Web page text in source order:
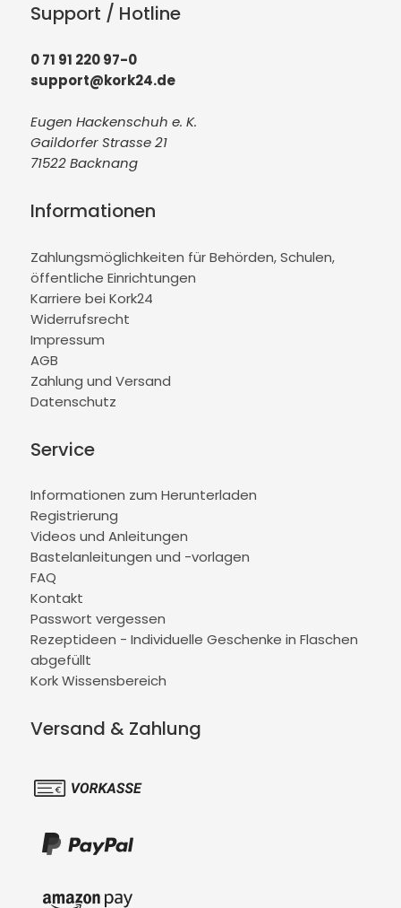
Support / Hotline
0 71 91 220 97-0
support@kork24.de
Eugen Hackenschuh e. K.
Gaildorfer Strasse 21
71522 Backnang
Informationen
Zahlungsmöglichkeiten für Behörden, Schulen,
öffentliche Einrichtungen
Karriere bei Kork24
Widerrufsrecht
Impressum
AGB
Zahlung und Versand
Datenschutz
Service
Informationen zum Herunterladen
Registrierung
Videos und Anleitungen
Bastelanleitungen und -vorlagen
FAQ
Kontakt
Passwort vergessen
Rezeptideen - Individuelle Geschenke in Flaschen
abgefüllt
Kork Wissensbereich
Versand & Zahlung